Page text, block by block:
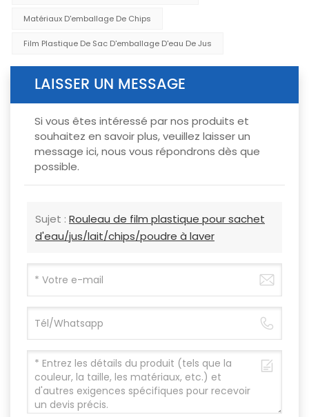
Matériaux D'emballage De Chips
Film Plastique De Sac D'emballage D'eau De Jus
LAISSER UN MESSAGE
Si vous êtes intéressé par nos produits et
souhaitez en savoir plus, veuillez laisser un
message ici, nous vous répondrons dès que
possible.
Sujet : Rouleau de film plastique pour sachet
d'eau/jus/lait/chips/poudre à laver